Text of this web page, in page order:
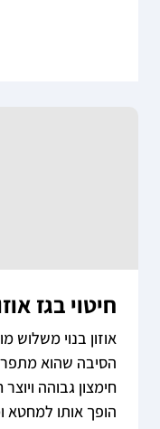
חיטוי בגז
אוזון בנוי משלוש
הסיבה שהוא
חימצון גבוהה
הופך אותו למחטא